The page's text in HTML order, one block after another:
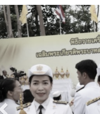
Previous